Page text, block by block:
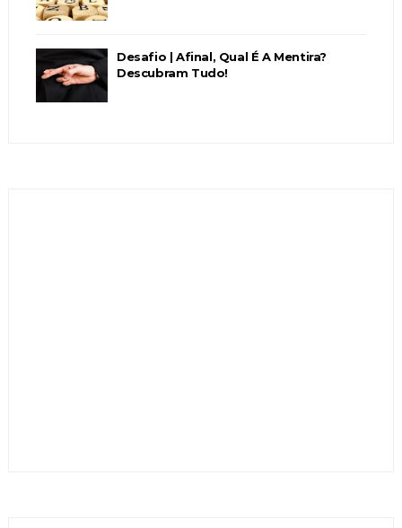
Desafio | Afinal, Qual É A Mentira?
Descubram Tudo!